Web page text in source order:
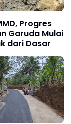
Progres
Garuda Mulai
dari Dasar